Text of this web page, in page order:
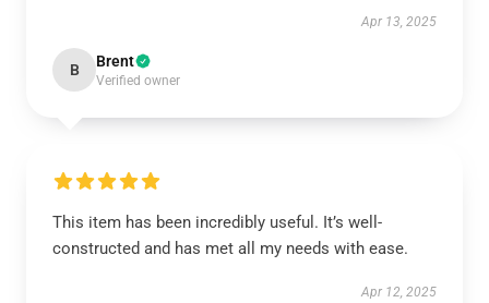
Apr 13, 2025
B Brent
Verified owner
This item has been incredibly useful. It’s well-
constructed and has met all my needs with ease.
Apr 12, 2025